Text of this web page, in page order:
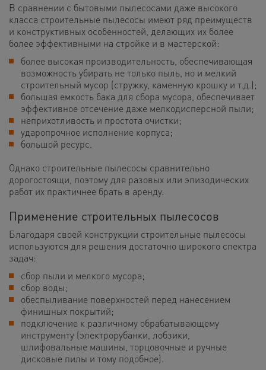
В сравнении с бытовыми пылесосами даже высокого
класса строительные пылесосы имеют ряд преимуществ
и конструктивных особенностей, делающих их более
более эффективными на стройке и в мастерской:
более высокая производительность, обеспечивающая
возможность убирать не только пыль, но и мелкий
строительный мусор (стружку, каменную крошку и т.д.);
большая емкость бака для сбора мусора, обеспечивает
эффективное отсечение даже мелкодисперсной пыли;
неприхотливость и простота очистки;
ударопрочное исполнение корпуса;
большой ресурс.
Однако строительные пылесосы сравнительно
дорогостоящи, поэтому для разовых или эпизодических
работ их практичнее брать в аренду.
Применение строительных пылесосов
Благодаря своей конструкции строительные пылесосы
используются для решения достаточно широкого спектра
задач:
сбор пыли и мелкого мусора;
сбор воды;
обеспыливание поверхностей перед нанесением
финишных покрытий;
подключение к различному обрабатывающему
инструменту (электрорубанки, лобзики,
шлифовальные машины, торцовочные и ручные
дисковые пилы и тому подобное).